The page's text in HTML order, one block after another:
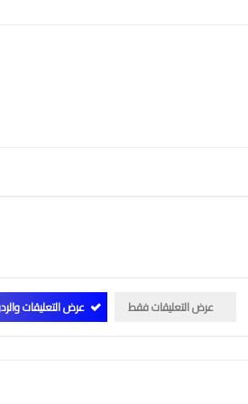
عرض التعليقات فقط عرض التعليقات